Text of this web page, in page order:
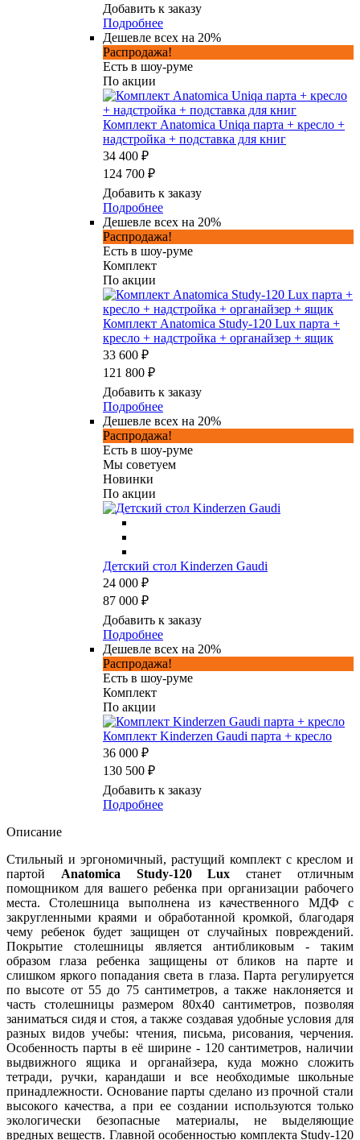
Добавить к заказу
Подробнее
Дешевле всех на 20%
Распродажа!
Есть в шоу-руме
По акции
Комплект Anatomica Uniqa парта + кресло +
надстройка + подставка для книг
34 400 ₽
124 700 ₽
Добавить к заказу
Подробнее
Дешевле всех на 20%
Распродажа!
Есть в шоу-руме
Комплект
По акции
Комплект Anatomica Study-120 Lux парта +
кресло + надстройка + органайзер + ящик
33 600 ₽
121 800 ₽
Добавить к заказу
Подробнее
Дешевле всех на 20%
Распродажа!
Есть в шоу-руме
Мы советуем
Новинки
По акции
Детский стол Kinderzen Gaudi
24 000 ₽
87 000 ₽
Добавить к заказу
Подробнее
Дешевле всех на 20%
Распродажа!
Есть в шоу-руме
Комплект
По акции
Комплект Kinderzen Gaudi парта + кресло
36 000 ₽
130 500 ₽
Добавить к заказу
Подробнее
Описание
Стильный и эргономичный, растущий комплект с креслом и
партой Anatomica Study-120 Lux станет отличным
помощником для вашего ребенка при организации рабочего
места. Столешница выполнена из качественного МДФ с
закругленными краями и обработанной кромкой, благодаря
чему ребенок будет защищен от случайных повреждений.
Покрытие столешницы является антибликовым - таким
образом глаза ребенка защищены от бликов на парте и
слишком яркого попадания света в глаза. Парта регулируется
по высоте от 55 до 75 сантиметров, а также наклоняется и
часть столешницы размером 80x40 сантиметров, позволяя
заниматься сидя и стоя, а также создавая удобные условия для
разных видов учебы: чтения, письма, рисования, черчения.
Особенность парты в её ширине - 120 сантиметров, наличии
выдвижного ящика и органайзера, куда можно сложить
тетради, ручки, карандаши и все необходимые школьные
принадлежности. Основание парты сделано из прочной стали
высокого качества, а при ее создании используются только
экологически безопасные материалы, не выделяющие
вредных веществ. Главной особенностью комплекта Study-120